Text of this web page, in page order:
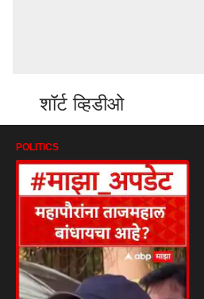
शॉर्ट व्हिडीओ
POLITICS